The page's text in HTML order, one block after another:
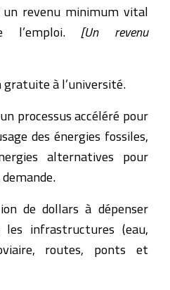
un revenu minimum vital
l’emploi.[Un revenu
gratuite à l’université.
processus accéléré pour
des énergies fossiles,
alternatives pour
de dollars à dépenser
les infrastructures (eau,
routes, ponts et